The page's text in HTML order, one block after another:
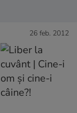
26 feb. 2012